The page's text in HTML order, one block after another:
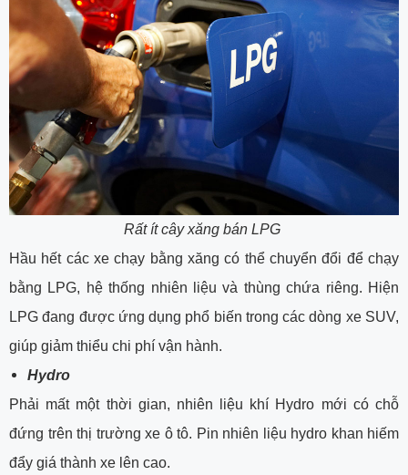
Rất ít cây xăng bán LPG
Hầu hết các xe chạy bằng xăng có thể chuyển đổi để chạy
bằng LPG, hệ thống nhiên liệu và thùng chứa riêng. Hiện
LPG đang được ứng dụng phổ biến trong các dòng xe SUV,
giúp giảm thiểu chi phí vận hành.
Hydro
Phải mất một thời gian, nhiên liệu khí Hydro mới có chỗ
đứng trên thị trường xe ô tô. Pin nhiên liệu hydro khan hiếm
đẩy giá thành xe lên cao.